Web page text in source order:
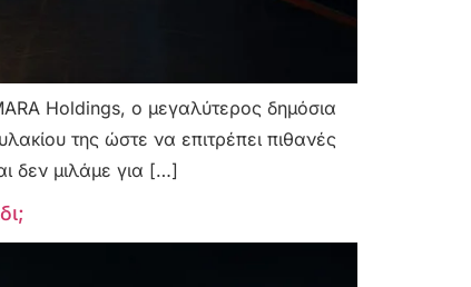
Holdings, ο μεγαλύτερος δημόσια
της ώστε να επιτρέπει πιθανές
δεν μιλάμε για […]